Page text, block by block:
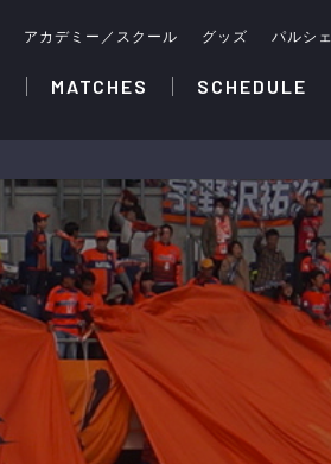
アカデミー／スクール グッズ パルシェ
MATCHES SCHEDULE